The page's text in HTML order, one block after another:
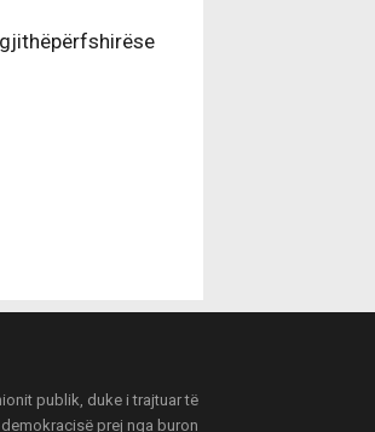
publik, duke i trajtuar të
prej nga buron